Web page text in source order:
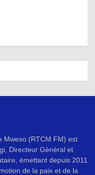
Mweso (RTCM FM) est
Directeur Général et
émettant depuis 2011
de la paix et de la